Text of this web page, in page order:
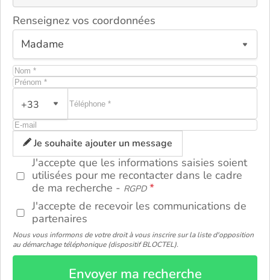
Renseignez vos coordonnées
+33
Je souhaite ajouter un message
J'accepte que les informations saisies soient
utilisées pour me recontacter dans le cadre
de ma recherche - RGPD
J'accepte de recevoir les communications de
partenaires
Nous vous informons de votre droit à vous inscrire sur la liste d'opposition
au démarchage téléphonique (dispositif BLOCTEL).
Envoyer ma recherche
ou